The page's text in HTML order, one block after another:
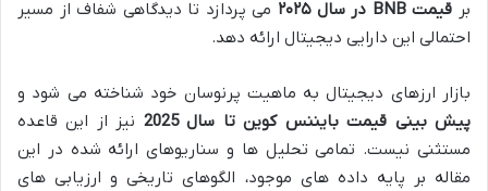
بر قیمت BNB در سال ۲۰۲۵
می پردازد تا دیدگاهی شفاف از مسیر
احتمالی این دارایی دیجیتال ارائه دهد.
بازار ارزهای دیجیتال به ماهیت پرنوسان خود شناخته می شود و
پیش بینی قیمت بایننس کوین تا سال 2025
نیز از این قاعده
مستثنی نیست. تمامی تحلیل ها و سناریوهای ارائه شده در این
مقاله بر پایه داده های موجود، الگوهای تاریخی و ارزیابی های